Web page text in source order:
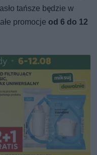
tańsze będzie w
promocje od 6 do 12